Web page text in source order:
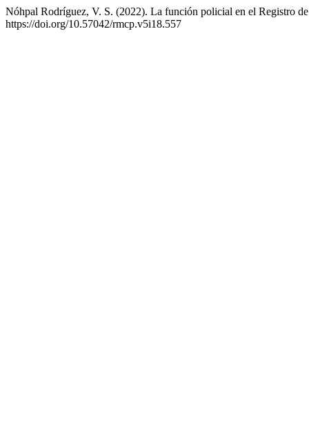
Nóhpal Rodríguez, V. S. (2022). La función policial en el Registro
https://doi.org/10.57042/rmcp.v5i18.557